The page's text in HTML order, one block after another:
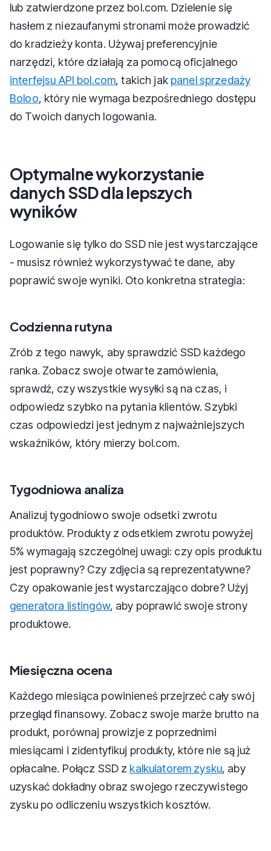
lub zatwierdzone przez bol.com. Dzielenie się
hasłem z niezaufanymi stronami może prowadzić
do kradzieży konta. Używaj preferencyjnie
narzędzi, które działają za pomocą oficjalnego
interfejsu API bol.com, takich jak panel sprzedaży
Boloo, który nie wymaga bezpośredniego dostępu
do Twoich danych logowania.
Optymalne wykorzystanie
danych SSD dla lepszych
wyników
Logowanie się tylko do SSD nie jest wystarczające
- musisz również wykorzystywać te dane, aby
poprawić swoje wyniki. Oto konkretna strategia:
Codzienna rutyna
Zrób z tego nawyk, aby sprawdzić SSD każdego
ranka. Zobacz swoje otwarte zamówienia,
sprawdź, czy wszystkie wysyłki są na czas, i
odpowiedz szybko na pytania klientów. Szybki
czas odpowiedzi jest jednym z najważniejszych
wskaźników, który mierzy bol.com.
Tygodniowa analiza
Analizuj tygodniowo swoje odsetki zwrotu
produktów. Produkty z odsetkiem zwrotu powyżej
5% wymagają szczególnej uwagi: czy opis produktu
jest poprawny? Czy zdjęcia są reprezentatywne?
Czy opakowanie jest wystarczająco dobre? Użyj
generatora listingów, aby poprawić swoje strony
produktowe.
Miesięczna ocena
Każdego miesiąca powinieneś przejrzeć cały swój
przegląd finansowy. Zobacz swoje marże brutto na
produkt, porównaj prowizje z poprzednimi
miesiącami i zidentyfikuj produkty, które nie są już
opłacalne. Połącz SSD z kalkulatorem zysku, aby
uzyskać dokładny obraz swojego rzeczywistego
zysku po odliczeniu wszystkich kosztów.